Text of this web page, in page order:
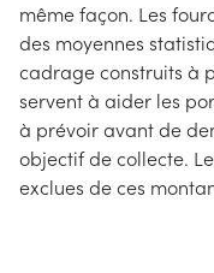
même façon. Les
des moyennes
cadrage construits à
servent à aider les
à prévoir avant de
objectif de collecte.
exclues de ces